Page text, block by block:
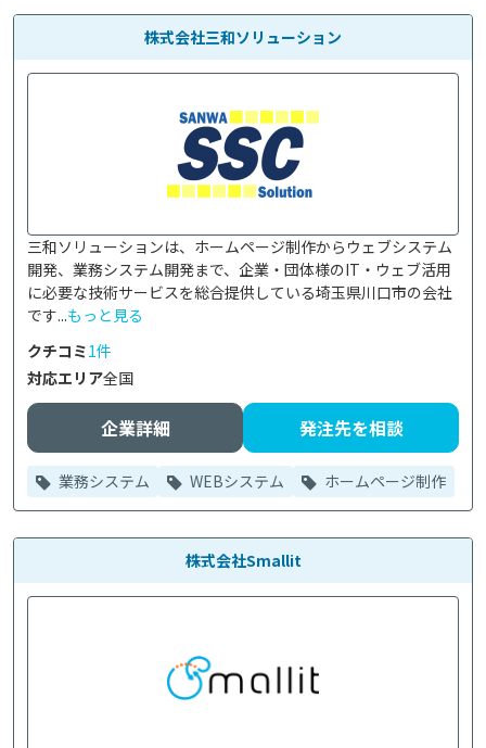
株式会社三和ソリューション
三和ソリューションは、ホームページ制作からウェブシステム
開発、業務システム開発まで、企業・団体様のIT・ウェブ活用
に必要な技術サービスを総合提供している埼玉県川口市の会社
です...もっと見る
クチコミ1件
対応エリア全国
企業詳細 発注先を相談
業務システム WEBシステム ホームページ制作
株式会社Smallit